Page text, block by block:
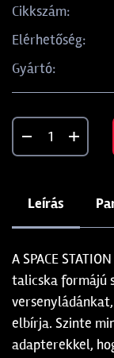
Cikkszám:
Elérhetőség:
Gyártó:
Leírás
A SPACE
talicska formájú
elbírja. Szinte
adapterekkel,